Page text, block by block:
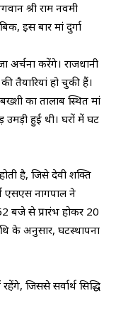
श्री राम नवमी
इस बार मां दुर्गा
अर्चना करेंगे। राजधानी
तैयारियां हो चुकी हैं।
का तालाब स्थित मां
उमड़ी हुई थी। घरों में घट
है, जिसे देवी शक्ति
एसएस नागपाल ने
बजे से प्रारंभ होकर 20
के अनुसार, घटस्थापना
जिससे सर्वार्थ सिद्धि